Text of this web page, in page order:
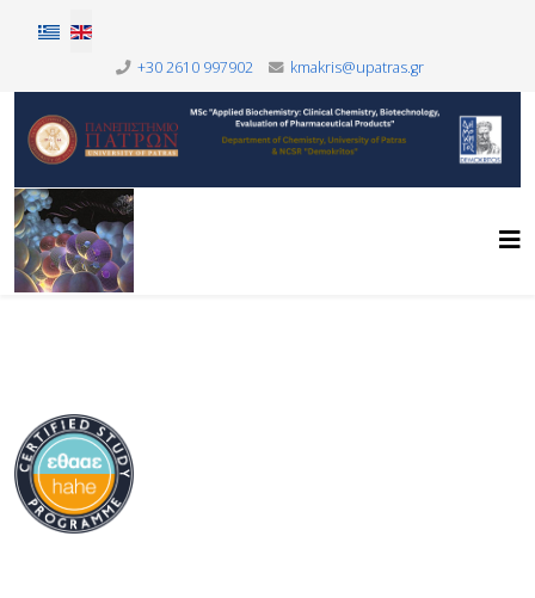
Select your language
+30 2610 997902 kmakris@upatras.gr